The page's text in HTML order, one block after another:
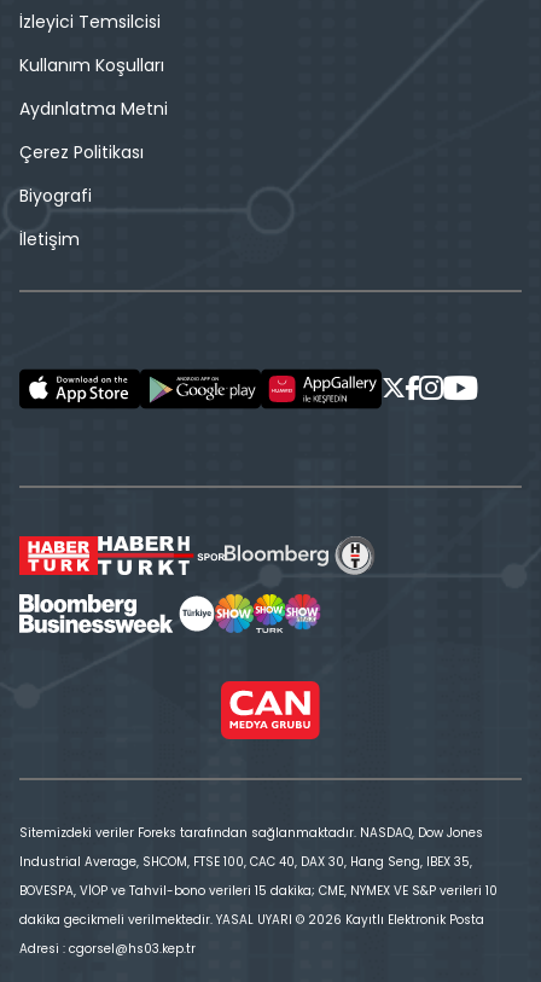
İzleyici Temsilcisi
Kullanım Koşulları
Aydınlatma Metni
Çerez Politikası
Biyografi
İletişim
Sitemizdeki veriler Foreks tarafından sağlanmaktadır. NASDAQ, Dow Jones
Industrial Average, SHCOM, FTSE 100, CAC 40, DAX 30, Hang Seng, IBEX 35,
BOVESPA, VİOP ve Tahvil-bono verileri 15 dakika; CME, NYMEX VE S&P verileri 10
dakika gecikmeli verilmektedir. YASAL UYARI © 2026 Kayıtlı Elektronik Posta
Adresi : cgorsel@hs03.kep.tr